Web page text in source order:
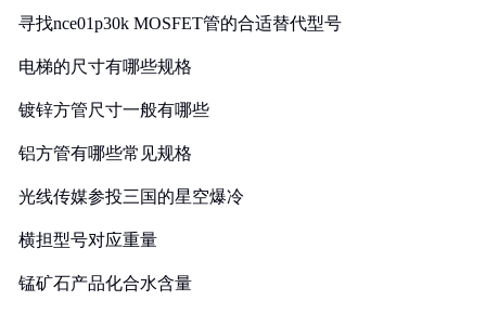
寻找nce01p30k MOSFET管的合适替代型号
电梯的尺寸有哪些规格
镀锌方管尺寸一般有哪些
铝方管有哪些常见规格
光线传媒参投三国的星空爆冷
横担型号对应重量
锰矿石产品化合水含量